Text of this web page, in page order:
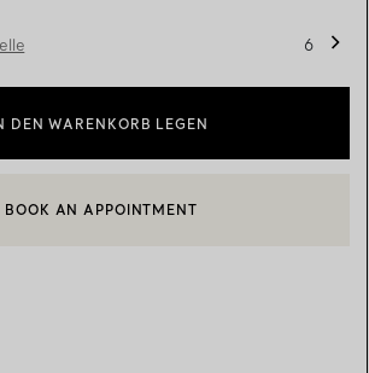
6
DEN WARENKORB LEGEN
KONTAKTIEREN ODER EINEN
BOOK AN APPOINTMENT